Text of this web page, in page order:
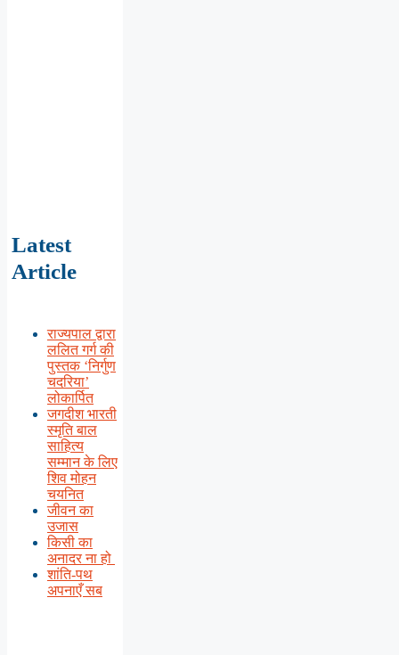
Latest
Article
राज्यपाल द्वारा
ललित गर्ग की
पुस्तक ‘निर्गुण
चदरिया’
लोकार्पित
जगदीश भारती
स्मृति बाल
साहित्य
सम्मान के लिए
शिव मोहन
चयनित
जीवन का
उजास
किसी का
अनादर ना हो
शांति-पथ
अपनाएँ सब